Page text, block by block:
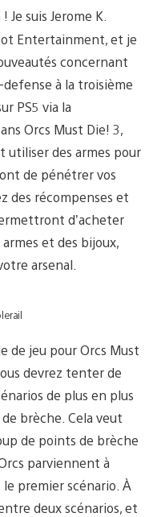
suis Jerome K.
Entertainment, et je
concernant
à la troisième
PS5 via la
Orcs Must Die! 3,
utiliser des armes pour
de pénétrer vos
des récompenses et
d’acheter
et des bijoux,
arsenal.
de jeu pour Orcs Must
devrez tenter de
de plus en plus
brèche. Cela veut
de points de brèche
parviennent à
premier scénario. À
deux scénarios, et